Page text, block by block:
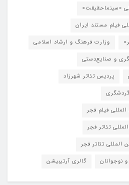
«سینماحقیقت»
فیلم مستند ایران
وزارت فرهنگ و ارشاد اسلامی
و صنایع‌دستی
پردیس تئاتر شهرزاد
فیلم فجر
تئاتر فجر
تئاتر فجر
نوجوانان
گالری آرتیبیشن